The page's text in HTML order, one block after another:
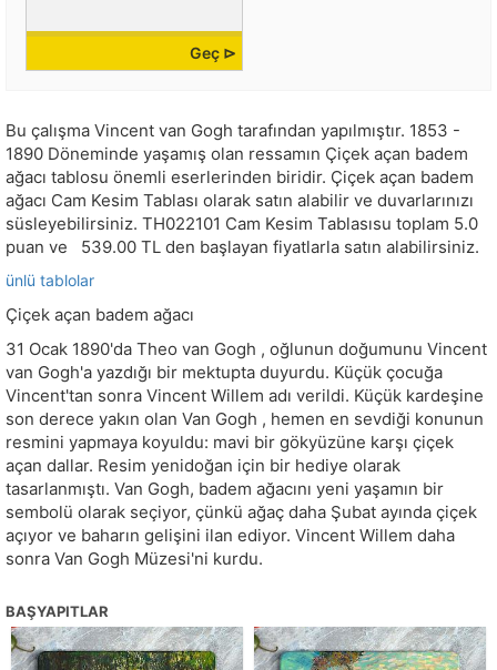
Geç ⊳
Bu çalışma Vincent van Gogh tarafından yapılmıştır. 1853 -
1890 Döneminde yaşamış olan ressamın Çiçek açan badem
ağacı tablosu önemli eserlerinden biridir. Çiçek açan badem
ağacı Cam Kesim Tablası olarak satın alabilir ve duvarlarınızı
süsleyebilirsiniz. TH022101 Cam Kesim Tablasısu toplam 5.0
puan ve
539.00 TL den başlayan fiyatlarla satın alabilirsiniz.
ünlü tablolar
Çiçek açan badem ağacı
31 Ocak 1890'da Theo van Gogh , oğlunun doğumunu Vincent
van Gogh'a yazdığı bir mektupta duyurdu. Küçük çocuğa
Vincent'tan sonra Vincent Willem adı verildi. Küçük kardeşine
son derece yakın olan Van Gogh , hemen en sevdiği konunun
resmini yapmaya koyuldu: mavi bir gökyüzüne karşı çiçek
açan dallar. Resim yenidoğan için bir hediye olarak
tasarlanmıştı. Van Gogh, badem ağacını yeni yaşamın bir
sembolü olarak seçiyor, çünkü ağaç daha Şubat ayında çiçek
açıyor ve baharın gelişini ilan ediyor. Vincent Willem daha
sonra Van Gogh Müzesi'ni kurdu.
BAŞYAPITLAR